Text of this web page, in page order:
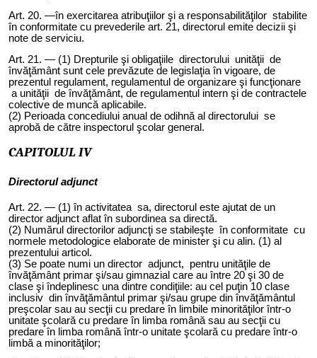
Art. 20. —în exercitarea atribuţiilor şi a responsabilităţilor stabilite
în conformitate cu prevederile art. 21, directorul emite decizii şi
note de serviciu.
Art. 21. — (1) Drepturile şi obligaţiile directorului unităţii de
învăţământ sunt cele prevăzute de legislaţia în vigoare, de
prezentul regulament, regulamentul de organizare şi funcţionare
a unităţii de învăţământ, de regulamentul intern şi de contractele
colective de muncă aplicabile.
(2) Perioada concediului anual de odihnă al directorului se
aprobă de către inspectorul şcolar general.
CAPITOLUL IV
Directorul adjunct
Art. 22. — (1) în activitatea sa, directorul este ajutat de un
director adjunct aflatîn subordinea sa directă.
(2) Numărul directorilor adjuncţi se stabileşte în conformitate cu
normele metodologice elaborate de minister şi cu alin. (1) al
prezentului articol.
(3) Se poate numi un director adjunct, pentru unităţile de
învăţământ primar şi/sau gimnazial care au între 20 şi 30 de
clase şi îndeplinesc una dintre condiţiile: au cel puţin 10 clase
inclusiv din învăţământul primar şi/sau grupe din învăţământul
preşcolar sau au secţii cu predare în limbile minorităţilor într-o
unitate şcolară cu predare în limba română sau au secţii cu
predare în limba română într-o unitate şcolară cu predare într-o
limbă a minorităţilor;